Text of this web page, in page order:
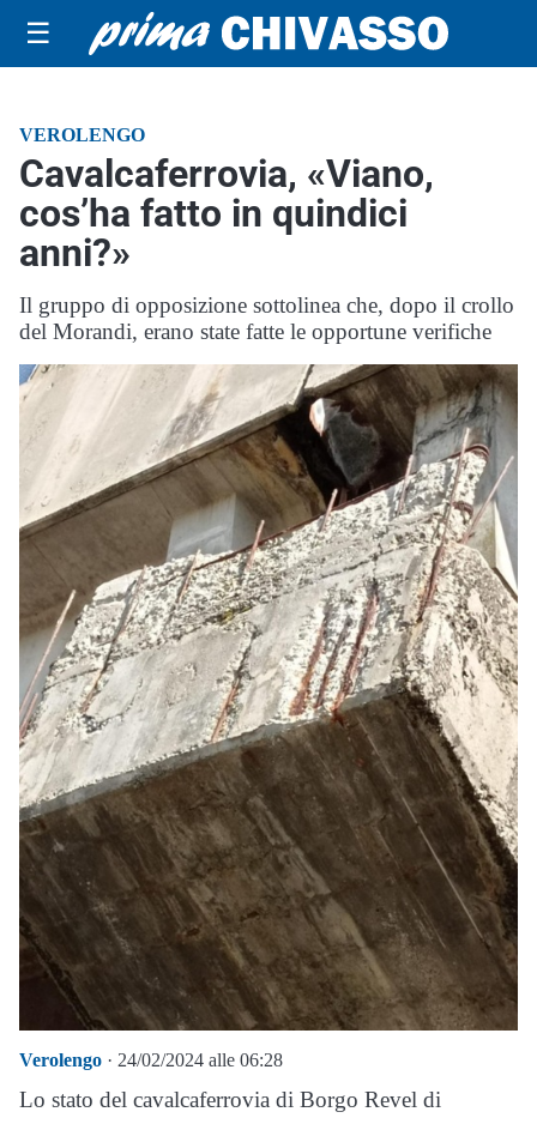
☰
VEROLENGO
Cavalcaferrovia, «Viano,
cos’ha fatto in quindici
anni?»
Il gruppo di opposizione sottolinea che, dopo il crollo
del Morandi, erano state fatte le opportune verifiche
Verolengo · 24/02/2024 alle 06:28
Lo stato del cavalcaferrovia di Borgo Revel di